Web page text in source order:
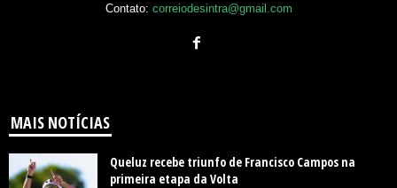
Contato: correiodesintra@gmail.com
MAIS NOTÍCIAS
Queluz recebe triunfo de Francisco Campos na
primeira etapa da Volta